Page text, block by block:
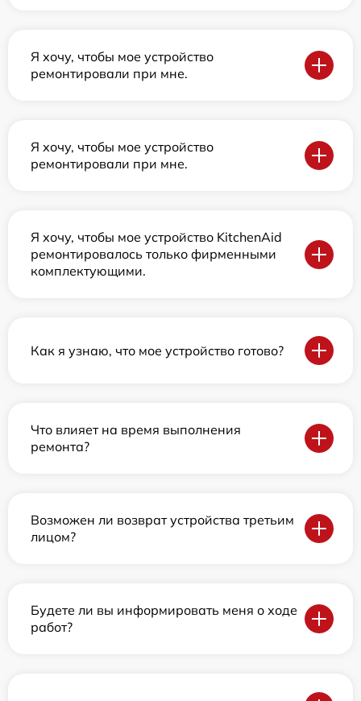
Я хочу, чтобы мое устройство
ремонтировали при мне.
Я хочу, чтобы мое устройство
ремонтировали при мне.
Я хочу, чтобы мое устройство KitchenAid
ремонтировалось только фирменными
комплектующими.
Как я узнаю, что мое устройство готово?
Что влияет на время выполнения
ремонта?
Возможен ли возврат устройства третьим
лицом?
Будете ли вы информировать меня о ходе
работ?